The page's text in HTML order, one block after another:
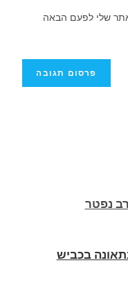
שלי לפעם הבאה
בכביש
גניבות: הוגשו